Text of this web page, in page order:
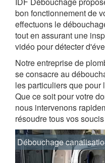
bon fonctionnement de
effectuons le
tout en assurant une
vidéo pour détecter
Notre entreprise de
se consacre au
les particuliers que pour
Que ce soit pour votre
nous intervenons
résoudre tous vos
Débouchage